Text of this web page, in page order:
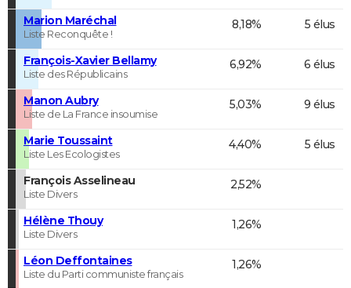
Marion Maréchal
Liste Reconquête !
8,18% 5 élus
François-Xavier Bellamy
Liste des Républicains
6,92% 6 élus
Manon Aubry
Liste de La France insoumise
5,03% 9 élus
Marie Toussaint
Liste Les Ecologistes
4,40% 5 élus
François Asselineau
Liste Divers
2,52%
Hélène Thouy
Liste Divers
1,26%
Léon Deffontaines
Liste du Parti communiste français
1,26%